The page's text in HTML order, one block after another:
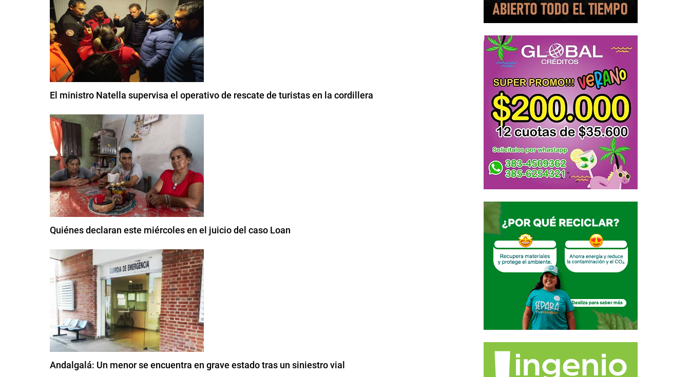
El ministro Natella supervisa el operativo de rescate de turistas en la cordillera
Quiénes declaran este miércoles en el juicio del caso Loan
Andalgalá: Un menor se encuentra en grave estado tras un siniestro vial